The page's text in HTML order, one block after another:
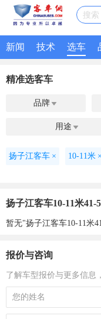
搜索
新闻 技术 选车
精准选客车
品牌 
用途 
扬子江客车 × 10-11米 ×
扬子江客车10-11米41-
暂无"扬子江客车10-11米
报价与咨询
了解车型报价与更多信息